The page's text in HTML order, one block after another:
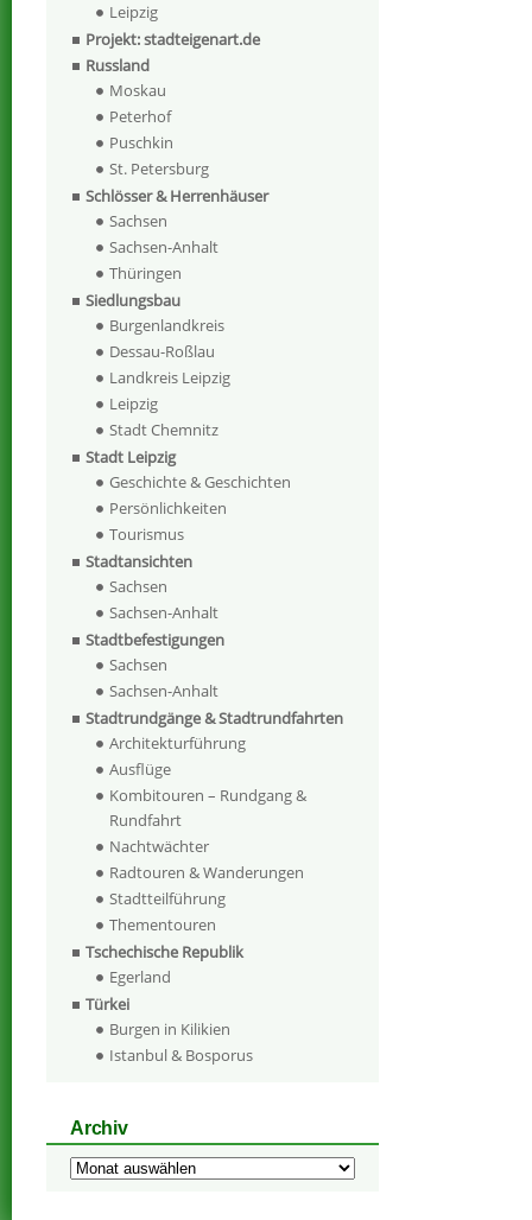
Leipzig
Projekt: stadteigenart.de
Russland
Moskau
Peterhof
Puschkin
St. Petersburg
Schlösser & Herrenhäuser
Sachsen
Sachsen-Anhalt
Thüringen
Siedlungsbau
Burgenlandkreis
Dessau-Roßlau
Landkreis Leipzig
Leipzig
Stadt Chemnitz
Stadt Leipzig
Geschichte & Geschichten
Persönlichkeiten
Tourismus
Stadtansichten
Sachsen
Sachsen-Anhalt
Stadtbefestigungen
Sachsen
Sachsen-Anhalt
Stadtrundgänge & Stadtrundfahrten
Architekturführung
Ausflüge
Kombitouren – Rundgang &
Rundfahrt
Nachtwächter
Radtouren & Wanderungen
Stadtteilführung
Thementouren
Tschechische Republik
Egerland
Türkei
Burgen in Kilikien
Istanbul & Bosporus
Archiv
Archiv